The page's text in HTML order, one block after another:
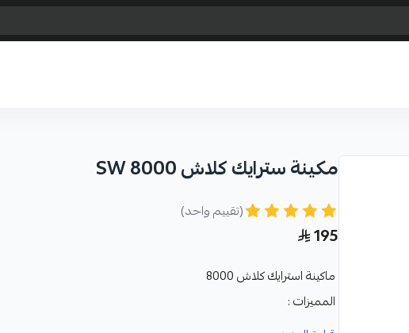
مكينة سترايك كلاش 8000 SW
(تقييم واحد)
195
ماكينة استرايك كلاش 8000
المميزات :
ماكينة سترايك عبارة عن ماكينة صيد شاملة للاغراض العامة تم